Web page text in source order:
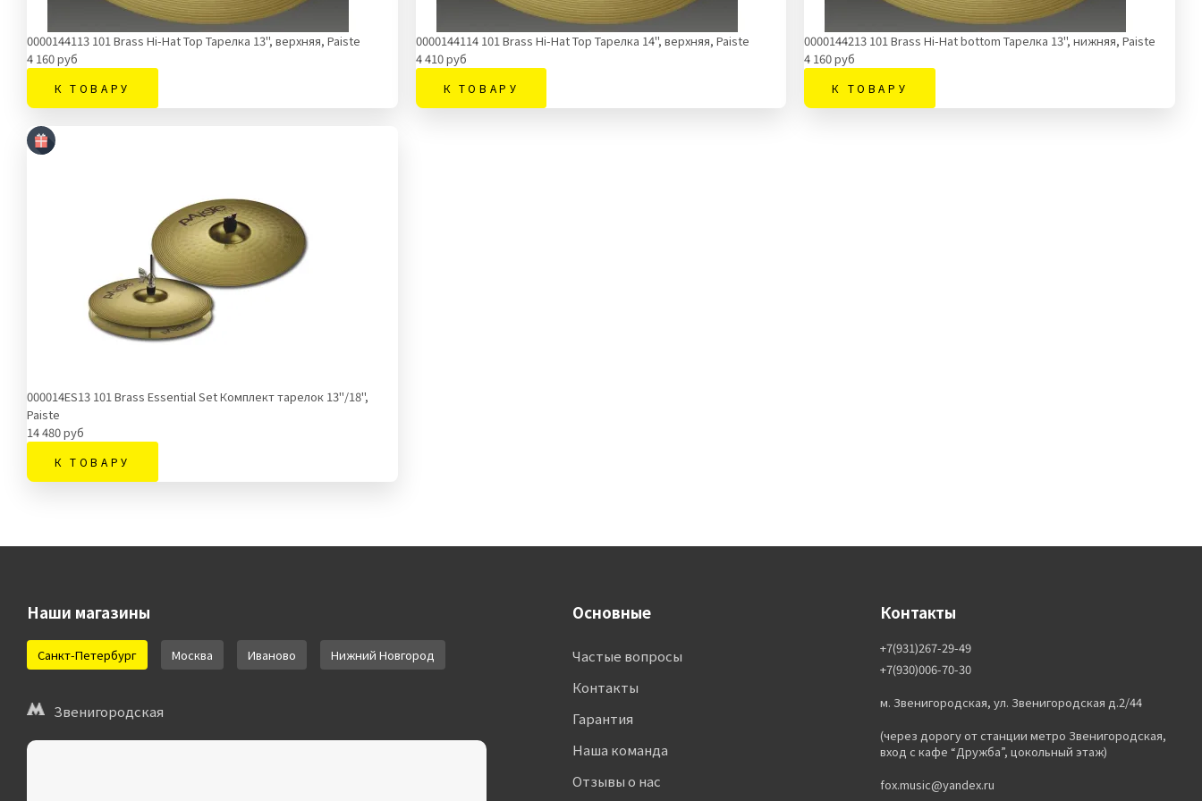
0000144113 101 Brass Hi-Hat Top Тарелка 13'', верхняя, Paiste
4 160 руб
К ТОВАРУ
0000144114 101 Brass Hi-Hat Top Тарелка 14'', верхняя, Paiste
4 410 руб
К ТОВАРУ
0000144213 101 Brass Hi-Hat bottom Тарелка 13'', нижняя, Paiste
4 160 руб
К ТОВАРУ
000014ES13 101 Brass Essential Set Комплект тарелок 13''/18'',
Paiste
14 480 руб
К ТОВАРУ
Наши магазины
Санкт-Петербург Москва Иваново Нижний Новгород
Звенигородская
Основные
Частые вопросы
Контакты
Гарантия
Наша команда
Отзывы о нас
Контакты
+7(931)267-29-49
+7(930)006-70-30
м. Звенигородская, ул. Звенигородская д.2/44
(через дорогу от станции метро Звенигородская,
вход с кафе “Дружба”, цокольный этаж)
fox.music@yandex.ru